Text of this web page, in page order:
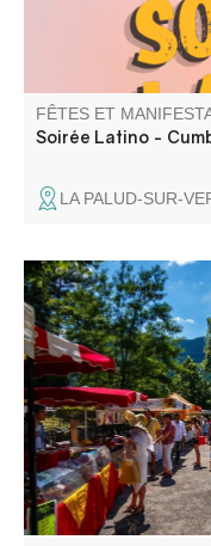
FÊTES ET
Soirée Latino -
LA PALUD-SUR-
Le marché
matin sur la place de